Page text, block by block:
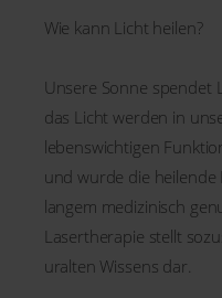
Wie kann Licht heilen?
Unsere Sonne spendet
das Licht werden in
lebenswichtigen
und wurde die heilende
langem medizinisch
Lasertherapie stellt
uralten Wissens dar.